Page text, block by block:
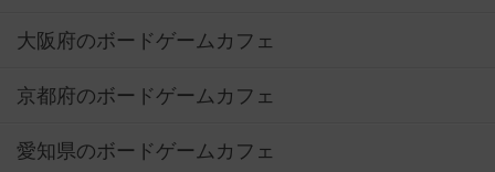
大阪府のボードゲームカフェ
京都府のボードゲームカフェ
愛知県のボードゲームカフェ